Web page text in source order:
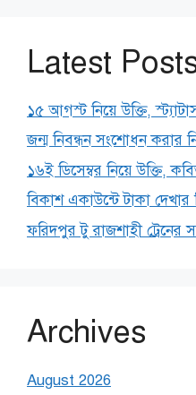
Latest
১৫ আগস্ট নিয়ে উক্তি,
জন্ম নিবন্ধন সংশোধন করার
১৬ই ডিসেম্বর নিয়ে উক্তি,
বিকাশ একাউন্টে টাকা দেখার
ফরিদপুর টু রাজশাহী
Archives
August 2026